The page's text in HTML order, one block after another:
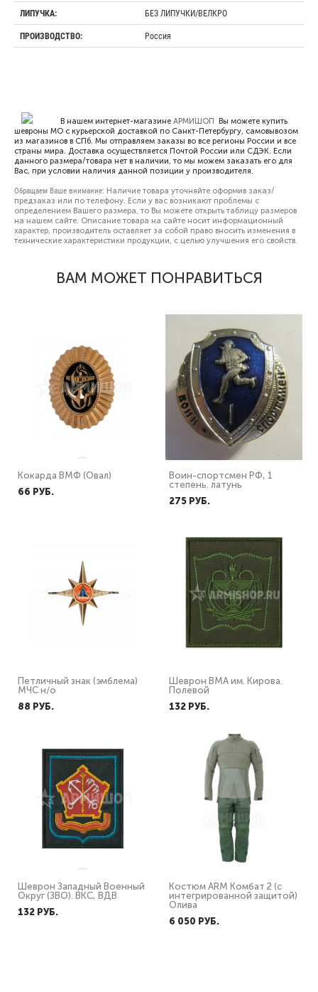
ЛИПУЧКА: БЕЗ ЛИПУЧКИ/ВЕЛКРО
ПРОИЗВОДСТВО: Россия
В нашем интернет-магазине АРМИШОП Вы можете купить
шевроны МО с курьерской доставкой по Санкт-Петербургу, самовывозом
из магазинов в СПб. Мы отправляем заказы во все регионы России и все
страны мира. Доставка осуществляется Почтой России или СДЭК. Если
данного размера/товара нет в наличии, то мы можем заказать его для
Вас, при условии наличия данной позиции у производителя.
Обращаем Ваше внимание: Наличие товара уточняйте оформив заказ/
предзаказ или по телефону. Если у вас возникают проблемы с
определением Вашего размера, то Вы можете открыть таблицу размеров
на нашем сайте. Описание товара на сайте носит информационный
характер, производитель оставляет за собой право вносить изменения в
технические характеристики продукции, с целью улучшения его свойств.
ВАМ МОЖЕТ ПОНРАВИТЬСЯ
Кокарда ВМФ (Овал)
66 PУБ.
Воин-спортсмен РФ, 1
степень. латунь
275 PУБ.
Петличный знак (эмблема)
МЧС н/о
88 PУБ.
Шеврон ВМА им. Кирова.
Полевой
132 PУБ.
Шеврон Западный Военный
Округ (ЗВО). ВКС, ВДВ
132 PУБ.
Костюм ARM Комбат 2 (с
интегрированной защитой)
Олива
6 050 PУБ.